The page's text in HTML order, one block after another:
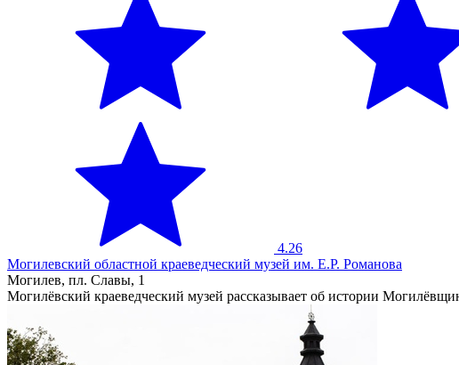
4.26
Могилевский областной краеведческий музей им. Е.Р. Романова
Могилев, пл. Славы, 1
Могилёвский краеведческий музей рассказывает об истории